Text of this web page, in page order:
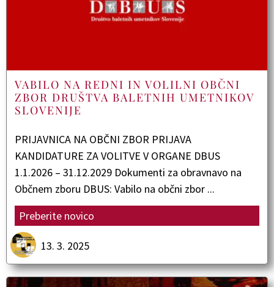
VABILO NA REDNI IN VOLILNI OBČNI
ZBOR DRUŠTVA BALETNIH UMETNIKOV
SLOVENIJE
PRIJAVNICA NA OBČNI ZBOR PRIJAVA
KANDIDATURE ZA VOLITVE V ORGANE DBUS
1.1.2026 – 31.12.2029 Dokumenti za obravnavo na
Občnem zboru DBUS: Vabilo na občni zbor ...
Preberite novico
13. 3. 2025